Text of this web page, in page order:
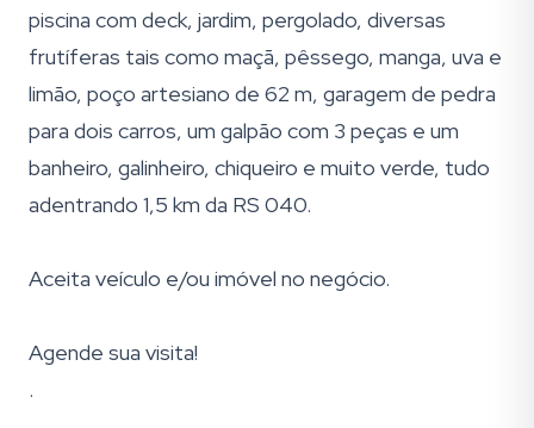
piscina com deck, jardim, pergolado, diversas
frutíferas tais como maçã, pêssego, manga, uva e
limão, poço artesiano de 62 m, garagem de pedra
para dois carros, um galpão com 3 peças e um
banheiro, galinheiro, chiqueiro e muito verde, tudo
adentrando 1,5 km da RS 040.
Aceita veículo e/ou imóvel no negócio.
Agende sua visita!
.